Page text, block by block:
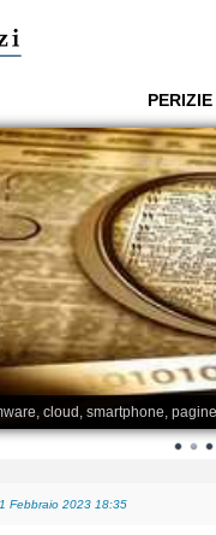
PERIZIE
cloud, smartphone,
Febbraio 2023 18:35